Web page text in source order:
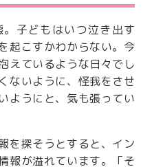
子どもはいつ泣き出す
起こすかわからない。今
えているような日々でし
ないように、怪我をさせ
ようにと、気も張ってい
を探そうとすると、イン
報が溢れています。「そ